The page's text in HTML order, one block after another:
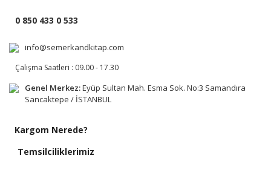
0 850 433 0 533
info@semerkandkitap.com
Çalışma Saatleri : 09.00 - 17.30
Genel Merkez:Eyüp Sultan Mah. Esma Sok. No:3 Samandıra
Sancaktepe / İSTANBUL
Kargom Nerede?
Temsilciliklerimiz